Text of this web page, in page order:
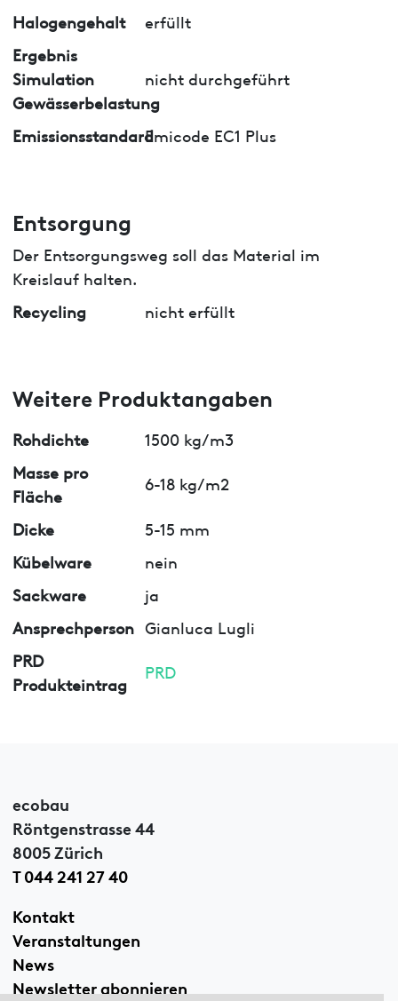
Halogengehalt
erfüllt
Ergebnis
Simulation
Gewässerbelastung
nicht durchgeführt
EmissionsstandardEmicode EC1 Plus
Entsorgung
Der Entsorgungsweg soll das Material im
Kreislauf halten.
Recycling
nicht erfüllt
Weitere Produktangaben
Rohdichte
1500 kg/m3
Masse pro
Fläche
6-18 kg/m2
Dicke
5-15 mm
Kübelware
nein
Sackware
ja
Ansprechperson Gianluca Lugli
PRD
Produkteintrag
PRD
ecobau
Röntgenstrasse 44
8005 Zürich
T 044 241 27 40
Kontakt
Veranstaltungen
News
Newsletter abonnieren